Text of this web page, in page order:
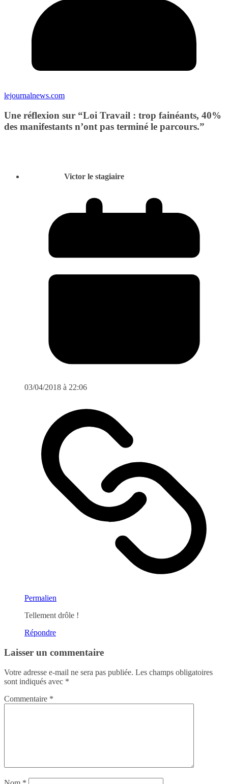
lejournalnews.com
Une réflexion sur “Loi Travail : trop fainéants, 40%
des manifestants n’ont pas terminé le parcours.”
Victor le stagiaire
03/04/2018 à 22:06
Permalien
Tellement drôle !
Répondre
Laisser un commentaire
Votre adresse e-mail ne sera pas publiée. Les champs obligatoires
sont indiqués avec *
Commentaire *